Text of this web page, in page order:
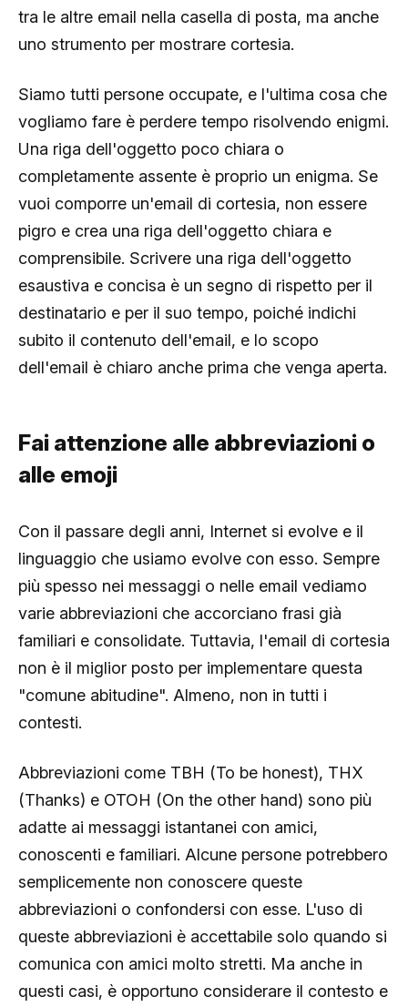
tra le altre email nella casella di posta, ma anche
uno strumento per mostrare cortesia.
Siamo tutti persone occupate, e l'ultima cosa che
vogliamo fare è perdere tempo risolvendo enigmi.
Una riga dell'oggetto poco chiara o
completamente assente è proprio un enigma. Se
vuoi comporre un'email di cortesia, non essere
pigro e crea una riga dell'oggetto chiara e
comprensibile. Scrivere una riga dell'oggetto
esaustiva e concisa è un segno di rispetto per il
destinatario e per il suo tempo, poiché indichi
subito il contenuto dell'email, e lo scopo
dell'email è chiaro anche prima che venga aperta.
Fai attenzione alle abbreviazioni o
alle emoji
Con il passare degli anni, Internet si evolve e il
linguaggio che usiamo evolve con esso. Sempre
più spesso nei messaggi o nelle email vediamo
varie abbreviazioni che accorciano frasi già
familiari e consolidate. Tuttavia, l'email di cortesia
non è il miglior posto per implementare questa
"comune abitudine". Almeno, non in tutti i
contesti.
Abbreviazioni come TBH (To be honest), THX
(Thanks) e OTOH (On the other hand) sono più
adatte ai messaggi istantanei con amici,
conoscenti e familiari. Alcune persone potrebbero
semplicemente non conoscere queste
abbreviazioni o confondersi con esse. L'uso di
queste abbreviazioni è accettabile solo quando si
comunica con amici molto stretti. Ma anche in
questi casi, è opportuno considerare il contesto e